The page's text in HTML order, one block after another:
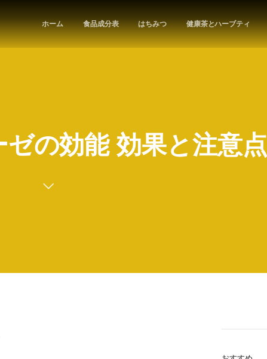
ホーム 食品成分表 はちみつ 健康茶とハーブティ
の効能 効果と注意点